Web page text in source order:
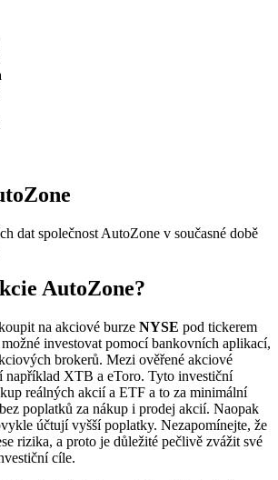
dat společnost AutoZone v současné době
AutoZone?
na akciové burze NYSE pod tickerem
investovat pomocí bankovních aplikací,
brokerů. Mezi ověřené akciové
například XTB a eToro. Tyto investiční
reálných akcií a ETF a to za minimální
poplatků za nákup i prodej akcií. Naopak
účtují vyšší poplatky. Nezapomínejte, že
rizika, a proto je důležité pečlivě zvážit své
cíle.